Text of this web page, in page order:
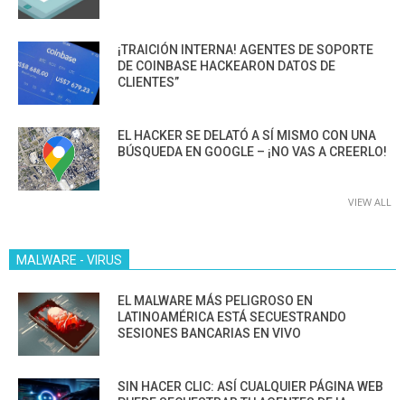
¡TRAICIÓN INTERNA! AGENTES DE SOPORTE
DE COINBASE HACKEARON DATOS DE
CLIENTES”
EL HACKER SE DELATÓ A SÍ MISMO CON UNA
BÚSQUEDA EN GOOGLE – ¡NO VAS A CREERLO!
VIEW ALL
MALWARE - VIRUS
EL MALWARE MÁS PELIGROSO EN
LATINOAMÉRICA ESTÁ SECUESTRANDO
SESIONES BANCARIAS EN VIVO
SIN HACER CLIC: ASÍ CUALQUIER PÁGINA WEB